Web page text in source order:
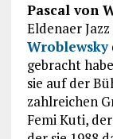
Pascal von
Eldenaer
Wroblewsky
gebracht
sie auf der
zahlreichen
Femi Kuti,